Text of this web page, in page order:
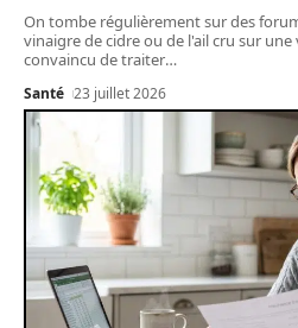
On tombe régulièrement sur des
vinaigre de cidre ou de l'ail cru sur
convaincu de traiter…
Santé 23 juillet 2026